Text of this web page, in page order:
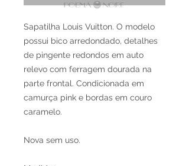
Sapatilha Louis Vuitton. O modelo
possui bico arredondado, detalhes
de pingente redondos em auto
relevo com ferragem dourada na
parte frontal. Condicionada em
camurça pink e bordas em couro
caramelo.
Nova sem uso.